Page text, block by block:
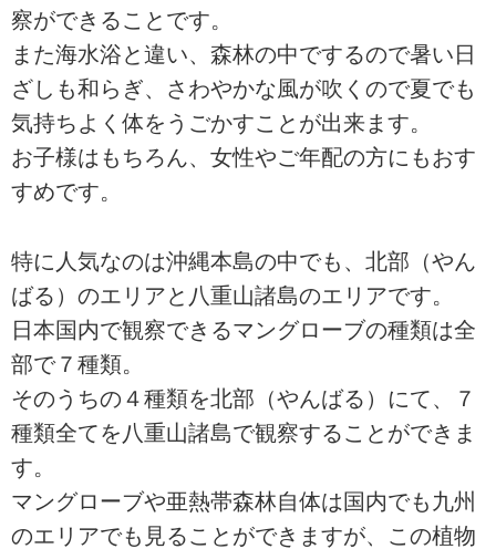
察ができることです。
また海水浴と違い、森林の中でするので暑い日
ざしも和らぎ、さわやかな風が吹くので夏でも
気持ちよく体をうごかすことが出来ます。
お子様はもちろん、女性やご年配の方にもおす
すめです。
特に人気なのは沖縄本島の中でも、北部（やん
ばる）のエリアと八重山諸島のエリアです。
日本国内で観察できるマングローブの種類は全
部で７種類。
そのうちの４種類を北部（やんばる）にて、７
種類全てを八重山諸島で観察することができま
す。
マングローブや亜熱帯森林自体は国内でも九州
のエリアでも見ることができますが、この植物